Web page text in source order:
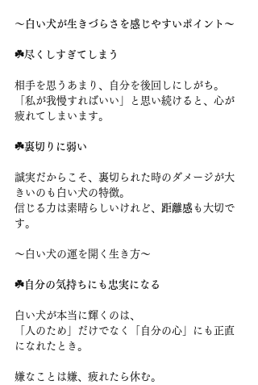
〜 白い犬が生きづらさを感じやすいポイント〜
☘️尽くしすぎてしまう
相手を思うあまり、自分を後回しにしがち。
「私が我慢すればいい」と思い続けると、心が
疲れてしまいます。
☘️裏切りに弱い
誠実だからこそ、裏切られた時のダメージが大
きいのも白い犬の特徴。
信じる力は素晴らしいけれど、 距離感も大切で
す。
〜白い犬の運を開く生き方〜
☘️自分の気持ちにも忠実になる
白い犬が本当に輝くのは、
「人のため」だけでなく「自分の心」にも正直
になれたとき。
嫌なことは嫌、疲れたら休む。